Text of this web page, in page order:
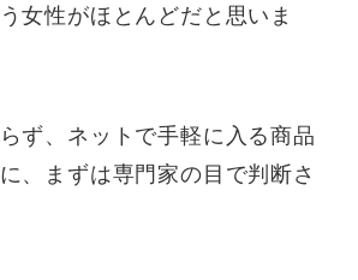
女性がほとんどだと思いま
ず、ネットで手軽に入る商品
、まずは専門家の目で判断さ